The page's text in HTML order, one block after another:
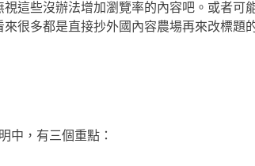
這些沒辦法增加瀏覽率的內容吧。或者可
很多都是直接抄外國內容農場再來改標題
中，有三個重點：